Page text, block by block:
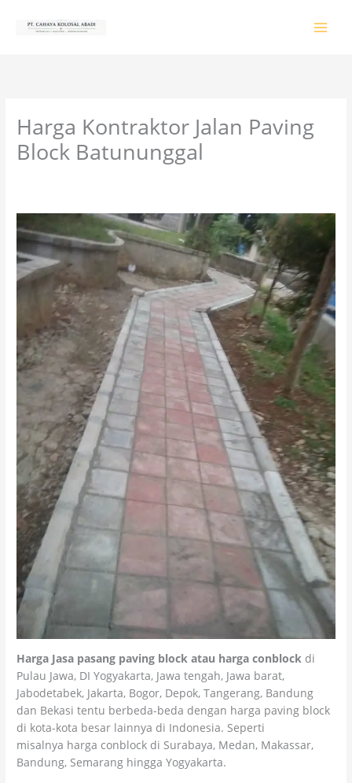
Harga Kontraktor Jalan Paving
Block Batununggal
Harga Jasa pasang paving block atau harga conblock di
Pulau Jawa, DI Yogyakarta, Jawa tengah, Jawa barat,
Jabodetabek, Jakarta, Bogor, Depok, Tangerang, Bandung
dan Bekasi tentu berbeda-beda dengan harga paving block
di kota-kota besar lainnya di Indonesia. Seperti
misalnya harga conblock di Surabaya, Medan, Makassar,
Bandung, Semarang hingga Yogyakarta.